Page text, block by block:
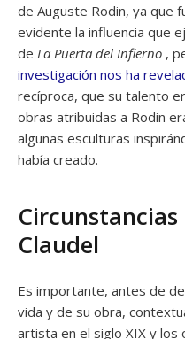
de Auguste Rodin, ya que
evidente la influencia que
de La Puerta del Infierno ,
investigación nos ha
recíproca, que su talento
obras atribuidas a Rodin
algunas esculturas
había creado.
Claudel
Es importante, antes de
vida y de su obra,
artista en el siglo XIX y los